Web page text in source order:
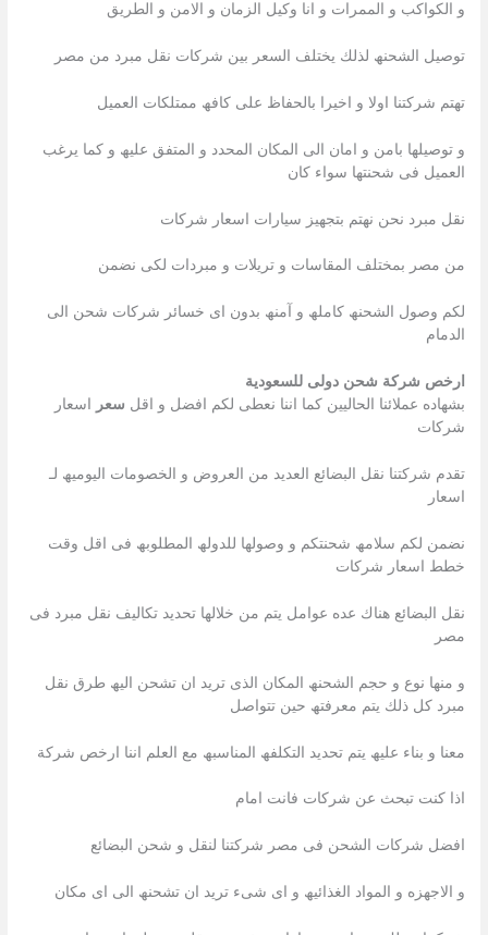
و الكواكب و الممرات و انا وكيل الزمان و الامن و الطريق
توصیل الشحنھ لذلك یختلف السعر بین شركات نقل مبرد من مصر
تھتم شركتنا اولا و اخیرا بالحفاظ على كافھ ممتلكات العمیل
و توصیلھا بامن و امان الى المكان المحدد و المتفق علیھ و كما یرغب
العمیل فى شحنتھا سواء كان
نقل مبرد نحن نھتم بتجھیز سیارات اسعار شركات
من مصر بمختلف المقاسات و تریلات و مبردات لكى نضمن
لكم وصول الشحنھ كاملھ و آمنھ بدون اى خسائر شركات شحن الى
الدمام
ارخص شركة شحن دولى للسعودية
بشھاده عملائنا الحالیین كما اننا نعطى لكم افضل و اقل سعر
اسعار
شركات
تقدم شركتنا نقل البضائع العدید من العروض و الخصومات الیومیھ لـ
اسعار
نضمن لكم سلامھ شحنتكم و وصولھا للدولھ المطلوبھ فى اقل وقت
خطط اسعار شركات
نقل البضائع ھناك عده عوامل یتم من خلالھا تحدید تكالیف نقل مبرد فى
مصر
و منھا نوع و حجم الشحنھ المكان الذى ترید ان تشحن الیھ طرق نقل
مبرد كل ذلك یتم معرفتھ حین تتواصل
معنا و بناء علیھ یتم تحدید التكلفھ المناسبھ مع العلم اننا ارخص شركة
اذا كنت تبحث عن شركات فانت امام
افضل شركات الشحن فى مصر شركتنا لنقل و شحن البضائع
و الاجھزه و المواد الغذائیھ و اى شىء ترید ان تشحنھ الى اى مكان